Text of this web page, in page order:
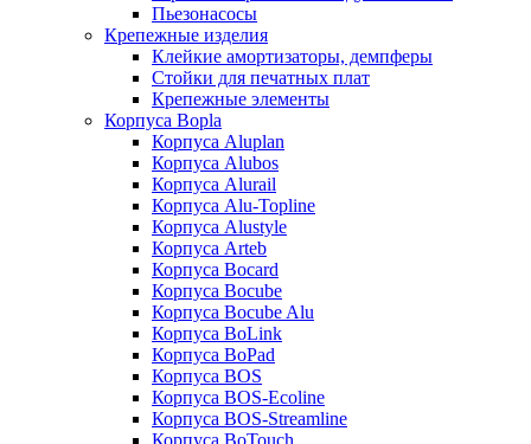
Пьезонасосы
Крепежные изделия
Клейкие амортизаторы, демпферы
Стойки для печатных плат
Крепежные элементы
Корпуса Bopla
Корпуса Aluplan
Корпуса Alubos
Корпуса Alurail
Корпуса Alu-Topline
Корпуса Alustyle
Корпуса Arteb
Корпуса Bocard
Корпуса Bocube
Корпуса Bocube Alu
Корпуса BoLink
Корпуса BoPad
Корпуса BOS
Корпуса BOS-Ecoline
Корпуса BOS-Streamline
Корпуса BoTouch